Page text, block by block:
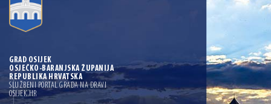
GRAD OSIJEK
OSJEČKO-BARANJSKA ŽUPANIJA
REPUBLIKA HRVATSKA
SLUŽBENI PORTAL GRADA NA DRAVI
OSIJEK.HR